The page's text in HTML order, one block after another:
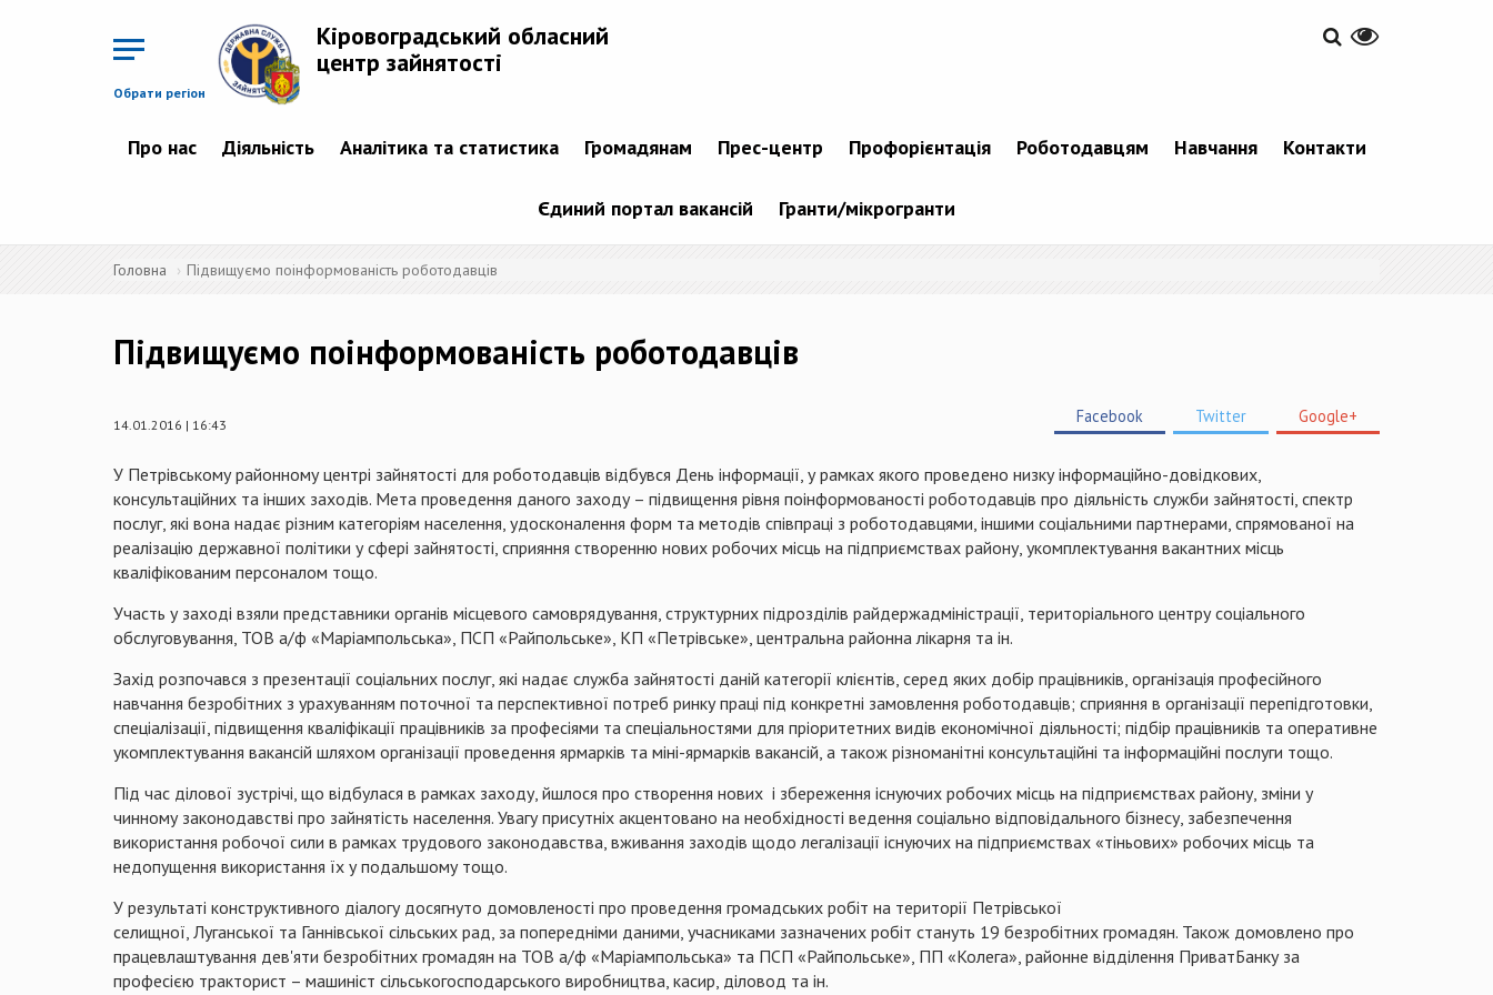
Обрати регіон
Кіровоградський обласний
центр зайнятості
Про нас Діяльність Аналітика та статистика Громадянам Прес-центр Профорієнтація Роботодавцям Навчання Контакти
Єдиний портал вакансій Гранти/мікрогранти
Головна Підвищуємо поінформованість роботодавців
Підвищуємо поінформованість роботодавців
14.01.2016 | 16:43 Facebook Twitter Google+
У Петрівському районному центрі зайнятості для роботодавців відбувся День інформації, у рамках якого проведено низку інформаційно-довідкових,
консультаційних та інших заходів. Мета проведення даного заходу – підвищення рівня поінформованості роботодавців про діяльність служби зайнятості, спектр
послуг, які вона надає різним категоріям населення, удосконалення форм та методів співпраці з роботодавцями, іншими соціальними партнерами, спрямованої на
реалізацію державної політики у сфері зайнятості, сприяння створенню нових робочих місць на підприємствах району, укомплектування вакантних місць
кваліфікованим персоналом тощо.
Участь у заході взяли представники органів місцевого самоврядування, структурних підрозділів райдержадміністрації, територіального центру соціального
обслуговування, ТОВ а/ф «Маріампольська», ПСП «Райпольське», КП «Петрівське», центральна районна лікарня та ін.
Захід розпочався з презентації соціальних послуг, які надає служба зайнятості даній категорії клієнтів, серед яких добір працівників, організація професійного
навчання безробітних з урахуванням поточної та перспективної потреб ринку праці під конкретні замовлення роботодавців; сприяння в організації перепідготовки,
спеціалізації, підвищення кваліфікації працівників за професіями та спеціальностями для пріоритетних видів економічної діяльності; підбір працівників та оперативне
укомплектування вакансій шляхом організації проведення ярмарків та міні-ярмарків вакансій, а також різноманітні консультаційні та інформаційні послуги тощо.
Під час ділової зустрічі, що відбулася в рамках заходу, йшлося про створення нових і збереження існуючих робочих місць на підприємствах району, зміни у
чинному законодавстві про зайнятість населення. Увагу присутніх акцентовано на необхідності ведення соціально відповідального бізнесу, забезпечення
використання робочої сили в рамках трудового законодавства, вживання заходів щодо легалізації існуючих на підприємствах «тіньових» робочих місць та
недопущення використання їх у подальшому тощо.
У результаті конструктивного діалогу досягнуто домовленості про проведення громадських робіт на території Петрівської
селищної, Луганської та Ганнівської сільських рад, за попередніми даними, учасниками зазначених робіт стануть 19 безробітних громадян. Також домовлено про
працевлаштування дев'яти безробітних громадян на ТОВ а/ф «Маріампольська» та ПСП «Райпольське», ПП «Колега», районне відділення ПриватБанку за
професією тракторист – машиніст сільськогосподарського виробництва, касир, діловод та ін.